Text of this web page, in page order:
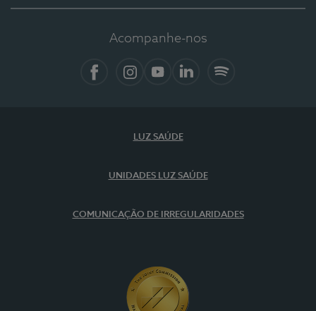
Acompanhe-nos
LUZ SAÚDE
UNIDADES LUZ SAÚDE
COMUNICAÇÃO DE IRREGULARIDADES